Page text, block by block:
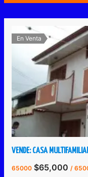
En Venta
VENDE: CASA
65000 $65,000 /